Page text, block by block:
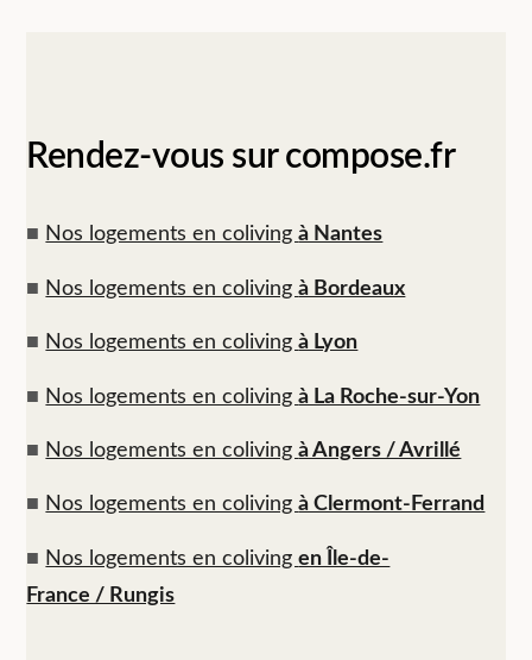
Rendez-vous sur compose.fr
■ Nos logements en colivingà Nantes
■ Nos logements en colivingà Bordeaux
■ Nos logements en colivingà Lyon
■ Nos logements en colivingà La Roche-sur-Yon
■ Nos logements en colivingà Angers / Avrillé
■ Nos logements en colivingà Clermont-Ferrand
■ Nos logements en colivingen Île-de-
France / Rungis